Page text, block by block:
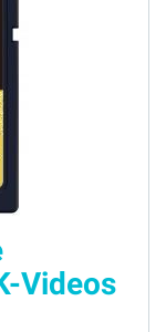
Videos